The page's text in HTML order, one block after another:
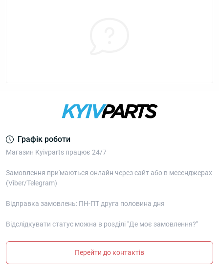
Графік роботи
Магазин Kyivparts працює 24/7
Замовлення при'маються онлайн через сайт або в месенджерах
(Viber/Telegram)
Відправка замовлень: ПН-ПТ друга половина дня
Відслідкувати статус можна в розділі "Де моє замовлення?"
Перейти до контактів